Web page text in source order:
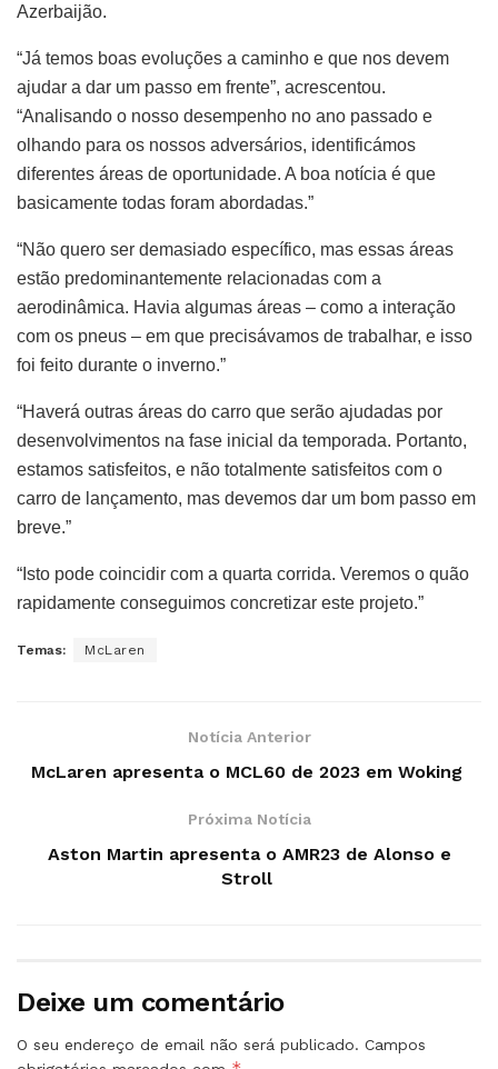
Azerbaijão.
“Já temos boas evoluções a caminho e que nos devem
ajudar a dar um passo em frente”, acrescentou.
“Analisando o nosso desempenho no ano passado e
olhando para os nossos adversários, identificámos
diferentes áreas de oportunidade. A boa notícia é que
basicamente todas foram abordadas.”
“Não quero ser demasiado específico, mas essas áreas
estão predominantemente relacionadas com a
aerodinâmica. Havia algumas áreas – como a interação
com os pneus – em que precisávamos de trabalhar, e isso
foi feito durante o inverno.”
“Haverá outras áreas do carro que serão ajudadas por
desenvolvimentos na fase inicial da temporada. Portanto,
estamos satisfeitos, e não totalmente satisfeitos com o
carro de lançamento, mas devemos dar um bom passo em
breve.”
“Isto pode coincidir com a quarta corrida. Veremos o quão
rapidamente conseguimos concretizar este projeto.”
Temas: McLaren
Notícia Anterior
McLaren apresenta o MCL60 de 2023 em Woking
Próxima Notícia
Aston Martin apresenta o AMR23 de Alonso e
Stroll
Deixe um comentário
O seu endereço de email não será publicado. Campos